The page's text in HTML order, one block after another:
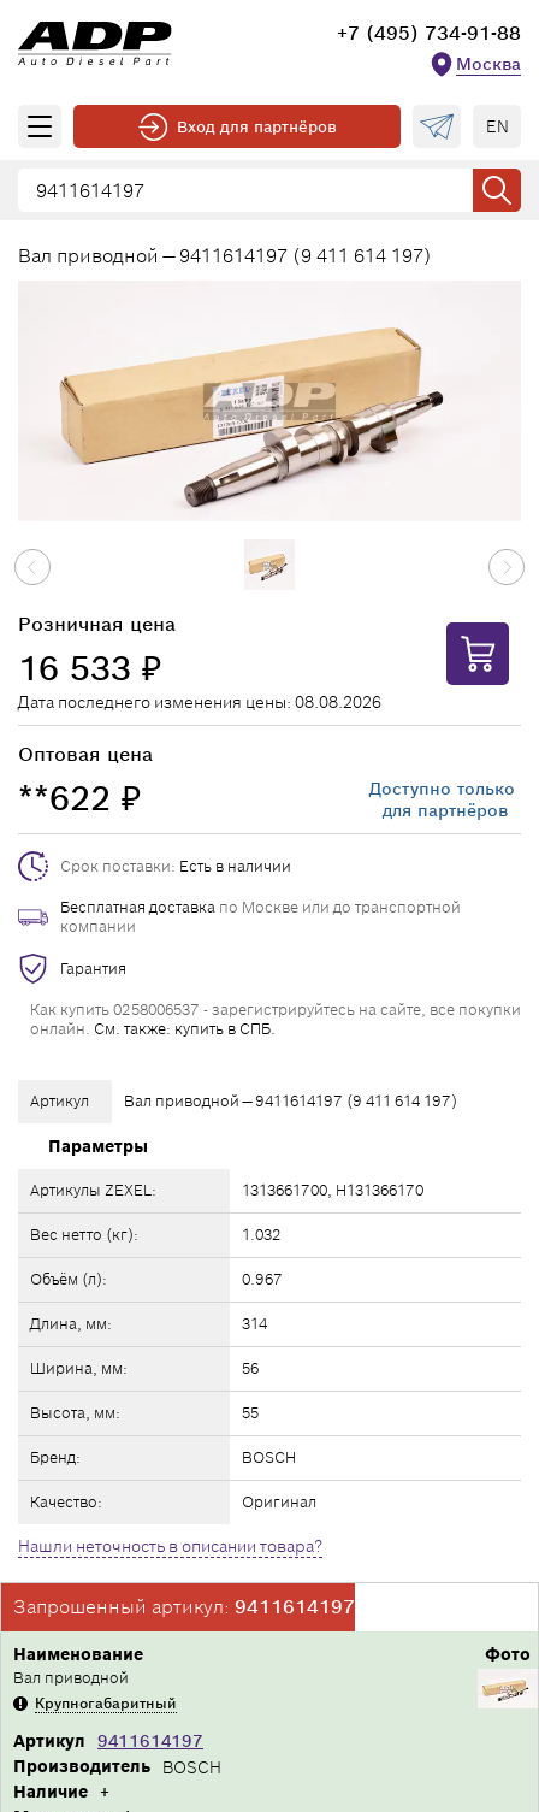
+7 (495) 734-91-88
Москва
Вход для партнёров EN
Вал приводной — 9411614197 (9 411 614 197)
Артикул Вал приводной — 9411614197 (9 411 614 197)
Параметры
Артикулы ZEXEL: 1313661700, H131366170
Вес нетто (кг): 1.032
Объём (л): 0.967
Длина, мм: 314
Ширина, мм: 56
Высота, мм: 55
Бренд: BOSCH
Качество: Оригинал
Нашли неточность в описании товара?
Розничная цена
16 533 ₽
Дата последнего изменения цены: 08.08.2026
Оптовая цена
**622 ₽
Доступно только
для партнёров
Срок поставки: Есть в наличии
Бесплатная доставка по Москве или до транспортной
компании
Гарантия
Как купить 0258006537 - зарегистрируйтесь на сайте, все покупки
онлайн. См. также: купить в СПБ.
Запрошенный артикул: 9411614197
Фото
Производитель BOSCH
Артикул 9411614197
Наименование
Вал приводной
Крупногабаритный
Наличие +